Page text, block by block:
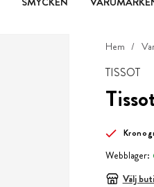
Hem
TISSOT
Webblager:
Välj